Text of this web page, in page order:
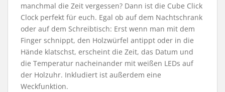
manchmal die Zeit vergessen? Dann ist die Cube Click
Clock perfekt für euch. Egal ob auf dem Nachtschrank
oder auf dem Schreibtisch: Erst wenn man mit dem
Finger schnippt, den Holzwürfel antippt oder in die
Hände klatschst, erscheint die Zeit, das Datum und
die Temperatur nacheinander mit weißen LEDs auf
der Holzuhr. Inkludiert ist außerdem eine
Weckfunktion.